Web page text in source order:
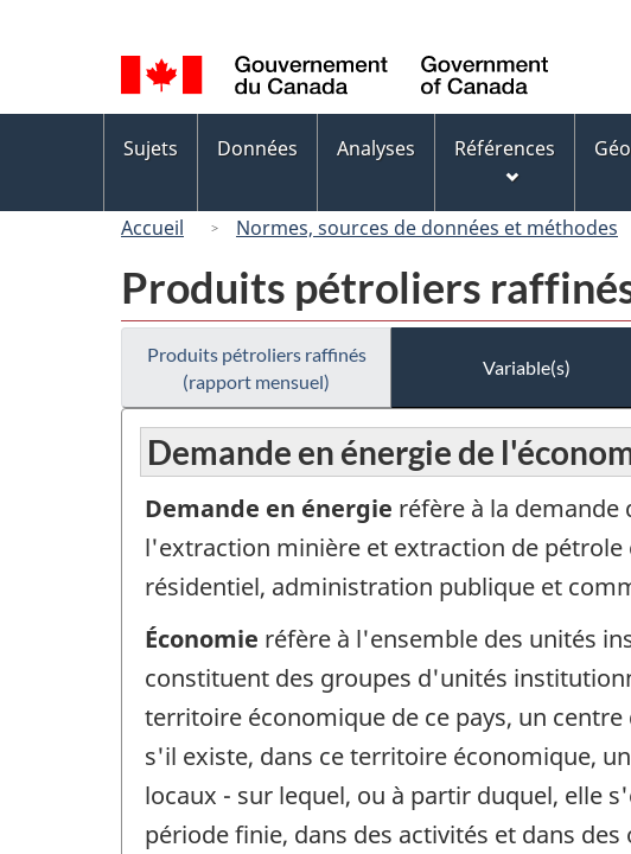
de
la
langue
Canada
des
Sujets Données Analyses Références
Accueil Normes, sources de données et méthodes
Produits pétroliers
Produits pétroliers raffinés
(rapport mensuel)
Variable(s)
Demande en énergie de
Demande en énergie réfère à la demande
l'extraction minière et extraction de
résidentiel, administration publique et
Économie réfère à l'ensemble des unités
constituent des groupes d'unités
territoire économique de ce pays, un
s'il existe, dans ce territoire économique,
locaux - sur lequel, ou à partir duquel, elle
période finie, dans des activités et dans